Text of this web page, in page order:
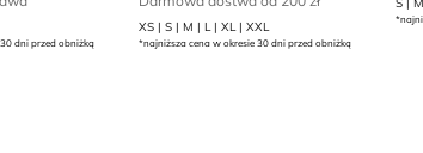
dni przed obniżką
XS | S | M | L | XL | XXL
*najniższa cena w okresie 30 dni przed obniżką